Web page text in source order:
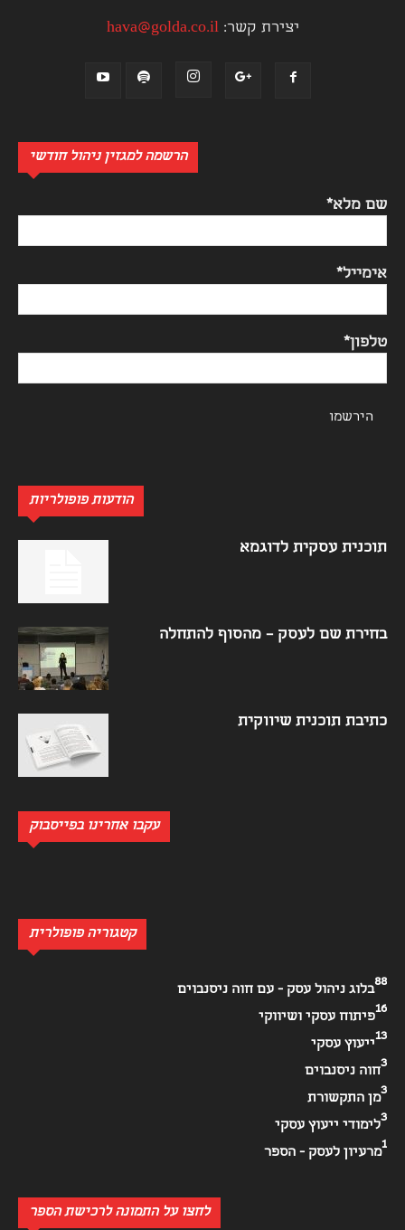
יצירת קשר:hava@golda.co.il
הרשמה למגזין ניהול חודשי
שם מלא*
אימייל*
טלפון*
הודעות פופולריות
תוכנית עסקית לדוגמא
בחירת שם לעסק – מהסוף להתחלה
כתיבת תוכנית שיווקית
עקבו אחרינו בפייסבוק
קטגוריה פופולרית
בלוג ניהול עסק - עם חוה ניסנבוים
88
פיתוח עסקי ושיווקי
16
ייעוץ עסקי
13
חוה ניסנבוים
3
מן התקשורת
3
לימודי ייעוץ עסקי
3
מרעיון לעסק - הספר
1
לחצו על התמונה לרכישת הספר